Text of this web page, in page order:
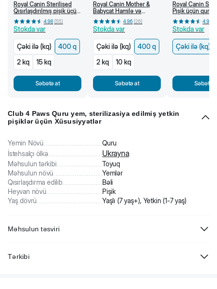
Royal Canin Sterilised
Qısırlaşdırılmış pişik üçün
quru yem, 1 yaşdan, 400
q
4.98(55)
Stokda var
Çəki ilə (kq)
400 q
2 kq
15 kq
Səbətə at
Royal Canin Mother &
Babycat Hamilə və
südverən pişik və bala
pişik üçün quru yem (400
q)
4.96(26)
Stokda var
Çəki ilə (kq)
400 q
2 kq
10 kq
Səbətə at
Royal Canin
Pişik üçün quru
yaşdan (kq) 4.96
Stokda var
Çəki ilə (kq)
Səbətə
Club 4 Paws Quru yem, sterilizasiya edilmiş yetkin
pişiklər üçün Xüsusiyyətlər
Yemin Növü
Quru
İstehsalçı ölkə
Ukrayna
Məhsulun tərkibi
Toyuq
Məhsulun növü
Yemlər
Qısırlaşdırma edilib
Bəli
Heyvan növü
Pişik
Yaş dövrü
Yaşlı (7 yaş+), Yetkin (1-7 yaş)
Məhsulun təsviri
yem. Heyvanı bütün vacib vitaminlər, minerallar və qidalarla təmin
Tərkibi